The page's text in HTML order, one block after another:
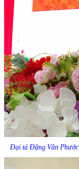
Đại tá Đặng Văn Phước